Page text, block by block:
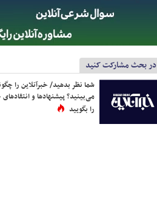
در بحث مشارکت کنید
شما نظر بدهید/ خبرآنلاین را
می‌بینید؟ پیشنهادها و
را بگویید